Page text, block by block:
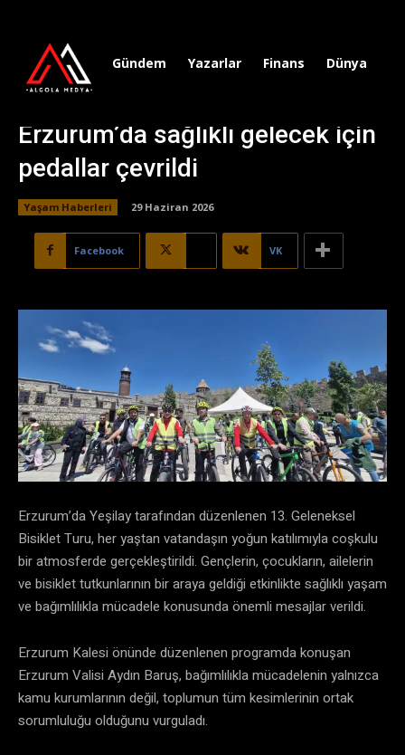
Gündem Yazarlar Finans Dünya
Erzurum’da sağlıklı gelecek için
pedallar çevrildi
Yaşam Haberleri 29 Haziran 2026
Facebook VK
Erzurum’da Yeşilay tarafından düzenlenen 13. Geleneksel
Bisiklet Turu, her yaştan vatandaşın yoğun katılımıyla coşkulu
bir atmosferde gerçekleştirildi. Gençlerin, çocukların, ailelerin
ve bisiklet tutkunlarının bir araya geldiği etkinlikte sağlıklı yaşam
ve bağımlılıkla mücadele konusunda önemli mesajlar verildi.
Erzurum Kalesi önünde düzenlenen programda konuşan
Erzurum Valisi Aydın Baruş, bağımlılıkla mücadelenin yalnızca
kamu kurumlarının değil, toplumun tüm kesimlerinin ortak
sorumluluğu olduğunu vurguladı.